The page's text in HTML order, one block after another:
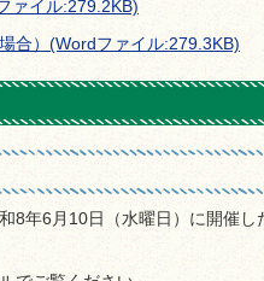
ァイル:279.2KB)
合）(Wordファイル:279.3KB)
8年6月10日（水曜日）に開催